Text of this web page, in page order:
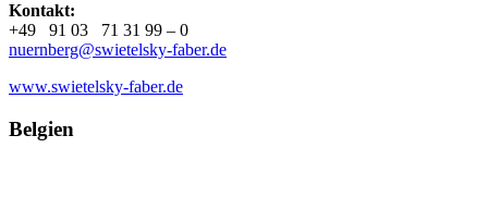
Kontakt:
+49 91 03 71 31 99 – 0
nuernberg@swietelsky-faber.de
www.swietelsky-faber.de
Belgien